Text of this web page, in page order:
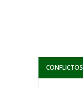
CONFLICTOS